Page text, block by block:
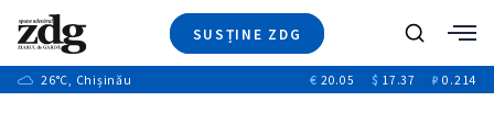
SUSȚINE ZDG
Ştiri
+8
Caută
26°C, Chișinău € 20.05 $ 17.37 ₽ 0.214